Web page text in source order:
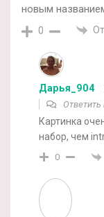
новым
0
Дарья_904
Ответить
Картинка
набор, чем
0